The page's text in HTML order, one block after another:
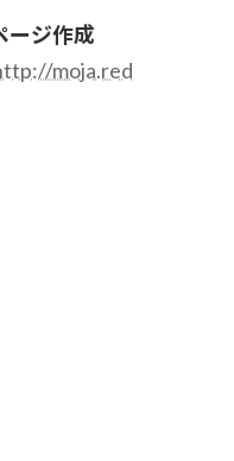
ージ作成
moja.red